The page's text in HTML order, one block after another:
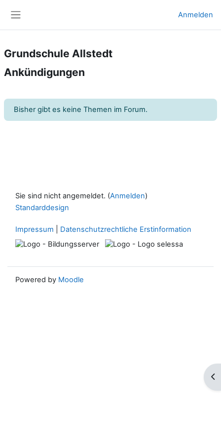
Anmelden
Grundschule Allstedt
Ankündigungen
Bisher gibt es keine Themen im Forum.
Sie sind nicht angemeldet. (Anmelden)
Standarddesign
Impressum Datenschutzrechtliche Erstinformation
Powered by Moodle